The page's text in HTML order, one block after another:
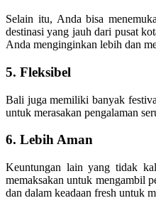
Selain itu, Anda bisa
destinasi yang jauh dari pusat
Anda menginginkan lebih dan
5. Fleksibel
Bali juga memiliki banyak
untuk merasakan pengalaman
6. Lebih Aman
Keuntungan lain yang tidak
memaksakan untuk mengambil
dan dalam keadaan fresh untuk